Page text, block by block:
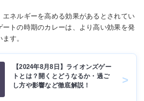
エネルギーを高める効果があるとされてい
ートの時期のカレーは、より高い効果を発
す。
【2024年8月8日】ライオンズゲー
トとは？開くとどうなるか・過ご
し方や影響など徹底解説！